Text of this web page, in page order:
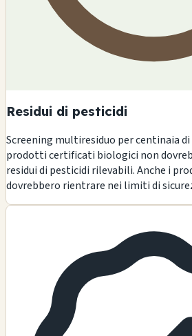
Residui di pesticidi
Screening multiresiduo per centinaia
prodotti certificati biologici non
residui di pesticidi rilevabili. Anche i
dovrebbero rientrare nei limiti di